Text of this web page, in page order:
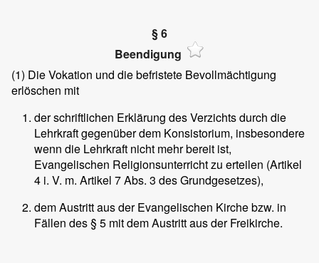
§ 6
Beendigung
(1) Die Vokation und die befristete Bevollmächtigung
erlöschen mit
der schriftlichen Erklärung des Verzichts durch die
Lehrkraft gegenüber dem Konsistorium, insbesondere
wenn die Lehrkraft nicht mehr bereit ist,
Evangelischen Religionsunterricht zu erteilen (Artikel
4 i. V. m. Artikel 7 Abs. 3 des Grundgesetzes),
dem Austritt aus der Evangelischen Kirche bzw. in
Fällen des § 5 mit dem Austritt aus der Freikirche.